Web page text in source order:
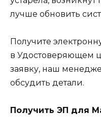
лучше обновить
Получите
в Удостоверяющем
заявку, наш
обсудить детали.
Получить ЭП для